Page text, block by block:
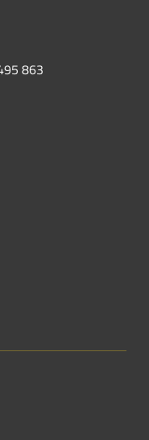
863